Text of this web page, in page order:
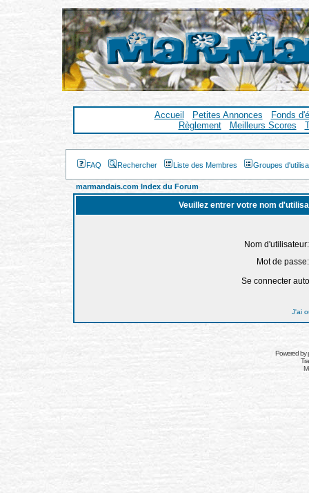
Accueil Petites Annonces
Fonds
Règlement
Meilleurs Scores
FAQ Rechercher Liste des Membres Groupes
marmandais.com Index du Forum
Veuillez entrer votre nom
Nom d'utilisateur:
Mot de passe:
Se connecter
J'ai
Powered by